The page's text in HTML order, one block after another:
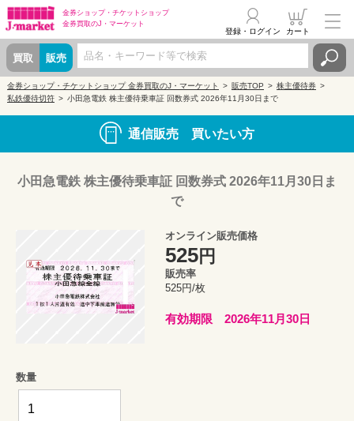
金券ショップ・ チケットショップ
金券買取のJ・マーケット
買取 販売
登録・ログイン カート
金券ショップ・チケットショップ 金券買取のJ・マーケット 販売TOP
株主優待券
私鉄優待切符
小田急電鉄 株主優待乗車証 回数券式 2026年11月30日まで
通信販売 買いたい方
小田急電鉄 株主優待乗車証 回数券式 2026年11月30日ま
で
オンライン販売価格
525円
販売率
525円/枚
有効期限 2026年11月30日
数量